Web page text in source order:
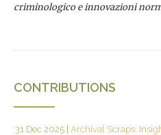
criminologico e innovazioni
CONTRIBUTIONS
31 Dec 2025 Archival Scraps: